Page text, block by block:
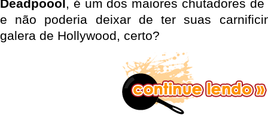
Deadpoool, é um dos maiores chutadores
e não poderia deixar de ter suas
galera de Hollywood, certo?